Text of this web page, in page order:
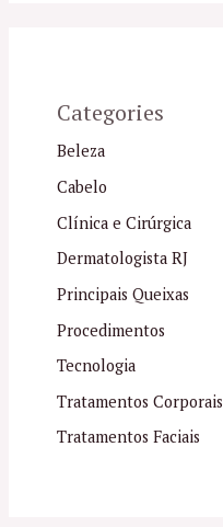
Categories
Beleza
Cabelo
Clínica e Cirúrgica
Dermatologista RJ
Principais Queixas
Procedimentos
Tecnologia
Tratamentos Corporais
Tratamentos Faciais